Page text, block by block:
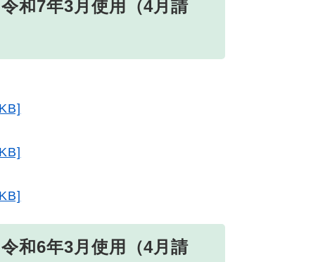
和7年3月使用（4月請
和6年3月使用（4月請